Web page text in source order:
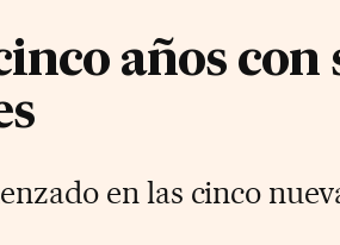
años con
en las cinco